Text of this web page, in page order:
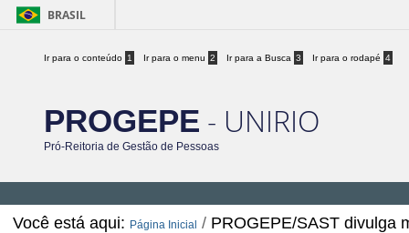
BRASIL
Ir para o conteúdo 1 Ir para o menu 2 Ir para a Busca 3 Ir para o rodapé 4
PROGEPE - UNIRIO
Pró-Reitoria de Gestão de Pessoas
Você está aqui: Página Inicial / PROGEPE/SAST divulga